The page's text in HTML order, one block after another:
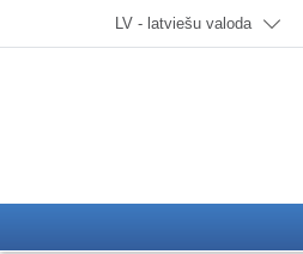
Izvēlieties valodu; Pašlaik:
LV - latviešu valoda